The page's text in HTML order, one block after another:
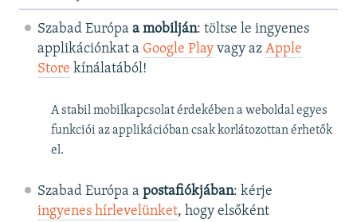
Szabad Európa a mobilján: töltse le ingyenes
applikációnkat a Google Playvagy az Apple
Store kínálatából!
A stabil mobilkapcsolat érdekében a weboldal egyes
funkciói az applikációban csak korlátozottan érhetők
el.
Szabad Európa a postafiókjában: kérje
ingyenes hírlevelünket, hogy elsőként